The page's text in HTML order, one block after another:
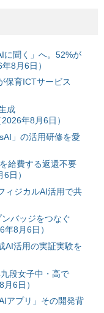
に聞く」へ。52%が
8月6日）
保育ICTサービス
成
年8月6日）
」の活用研修を愛
給費する返還不要
日）
ィジカルAI活用で共
バッジをつなぐ
8月6日）
AI活用の実証実験を
段女子中・高で
6日）
アプリ」その開発背